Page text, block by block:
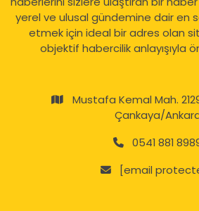
yerel ve ulusal gündemine dair en
etmek için ideal bir adres olan
objektif habercilik anlayışıyla
Mustafa Kemal Mah.
Çankaya/
0541 881
[email